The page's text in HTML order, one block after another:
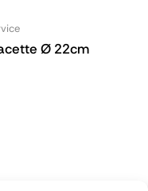
Ø 22cm